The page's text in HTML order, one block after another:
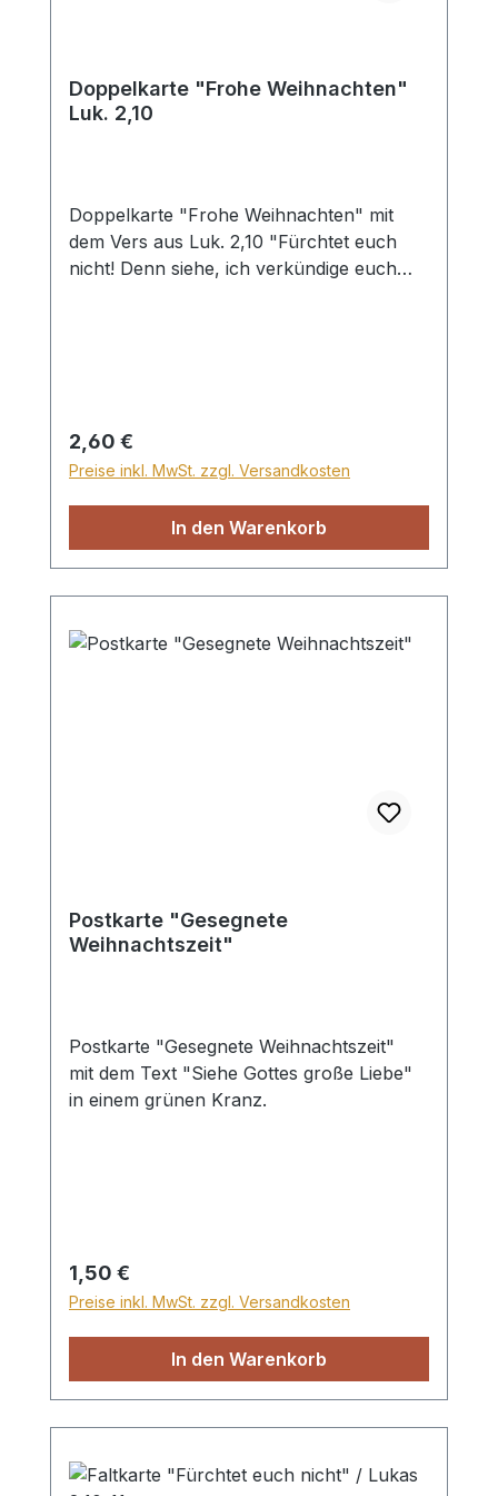
Doppelkarte "Frohe Weihnachten"
Luk. 2,10
Doppelkarte "Frohe Weihnachten" mit
dem Vers aus Luk. 2,10 "Fürchtet euch
nicht! Denn siehe, ich verkündige euch
Regulärer Preis:
2,60 €
Preise inkl. MwSt. zzgl. Versandkosten
In den Warenkorb
Postkarte "Gesegnete
Weihnachtszeit"
Postkarte "Gesegnete Weihnachtszeit"
mit dem Text "Siehe Gottes große Liebe"
in einem grünen Kranz.
Regulärer Preis:
1,50 €
Preise inkl. MwSt. zzgl. Versandkosten
In den Warenkorb